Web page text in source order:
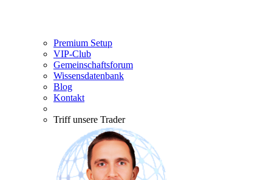
Premium Setup
VIP-Club
Gemeinschaftsforum
Wissensdatenbank
Blog
Kontakt
Triff unsere Trader